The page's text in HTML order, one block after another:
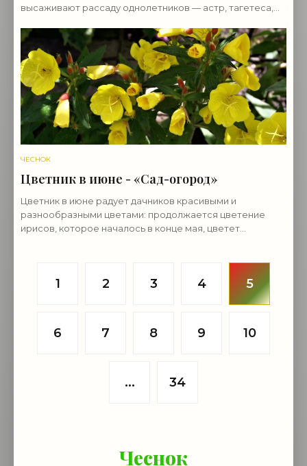
высаживают рассаду однолетников — астр, тагетеса,
ЧЕСНОК
Цветник в июне - «Сад-огород»
Цветник в июне радует дачников красивыми и
разнообразными цветами: продолжается цветение
ирисов, которое началось в конце мая, цветет
1 2 3 4 5
6 7 8 9 10
... 34
Чеснок